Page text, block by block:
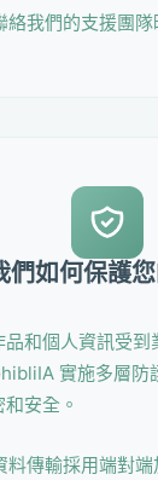
絡我們的支援團
們如何保護
品和個人資訊受到
實施多層防
安全。
料傳輸採用端對端